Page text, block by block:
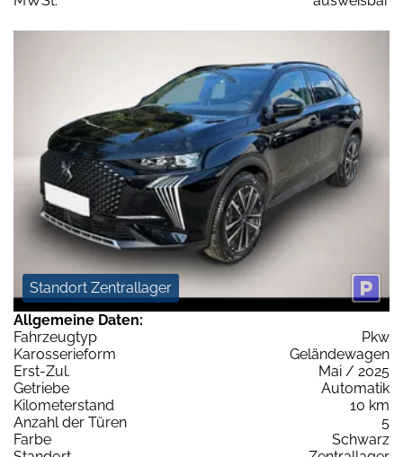
Standort Zentrallager
Allgemeine Daten:
Fahrzeugtyp
Pkw
Karosserieform
Geländewagen
Erst-Zul.
Mai / 2025
Getriebe
Automatik
Kilometerstand
10 km
Anzahl der Türen
5
Farbe
Schwarz